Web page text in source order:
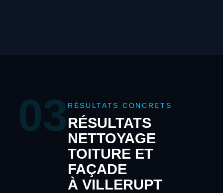
03 RÉSULTATS CONCRETS
RÉSULTATS
NETTOYAGE
TOITURE ET
FAÇADE
À VILLERUPT